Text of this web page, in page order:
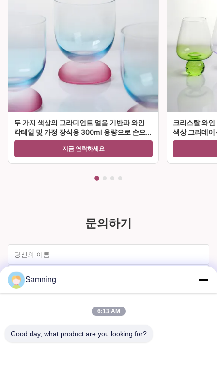
두 가지 색상의 그라디언트 얼음 기반과 와인
칵테일 및 가정 장식용 300ml 용량으로 손으로
불린 크리스탈 와인 유리 잔
지금 연락하세요
크리스탈 와
색상 그라데이
티 및 선물에
문의하기
Samning
6:13 AM
Good day, what product are you looking for?